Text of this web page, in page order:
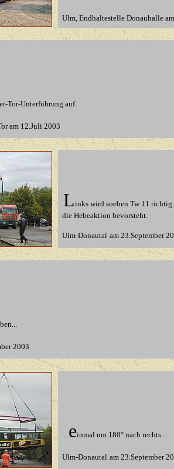
Ulm, Endhaltestelle Donauhalle
Tor-Unterführung auf.
am 12.Juli 2003
Links wird soeben Tw 11
die Hebeaktion bevorsteht.
Ulm-Donautal am 23.September
2003
...einmal um 180° nach rechts...
Ulm-Donautal am 23.September